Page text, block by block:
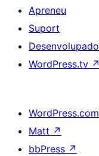
Apreneu
Suport
WordPress.tv ↗
WordPress.com
Matt ↗
bbPress ↗